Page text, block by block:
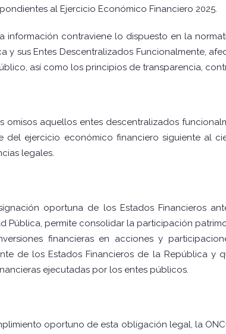
al Ejercicio Económico Financiero 2025.
información contraviene lo dispuesto en la
y sus Entes Descentralizados Funcionalmente,
así como los principios de transparencia,
omisos aquellos entes descentralizados
del ejercicio económico financiero siguiente al
legales.
oportuna de los Estados Financieros
Pública, permite consolidar la participación
financieras en acciones y
de los Estados Financieros de la República y
ejecutadas por los entes públicos.
oportuno de esta obligación legal, la